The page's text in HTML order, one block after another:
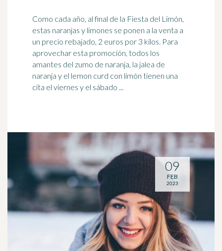
Como cada año, al final de la Fiesta del Limón,
estas naranjas y limones se ponen a la venta a
un precio rebajado, 2 euros por 3 kilos. Para
aprovechar esta promoción, todos los
amantes del zumo de naranja, la jalea de
naranja y el lemon curd con limón tienen una
cita el viernes y el sábado ...
09
FEB
2023